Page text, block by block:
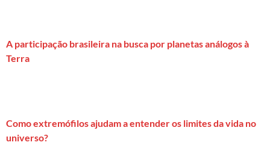
A participação brasileira na busca por planetas análogos à
Terra
Como extremófilos ajudam a entender os limites da vida no
universo?